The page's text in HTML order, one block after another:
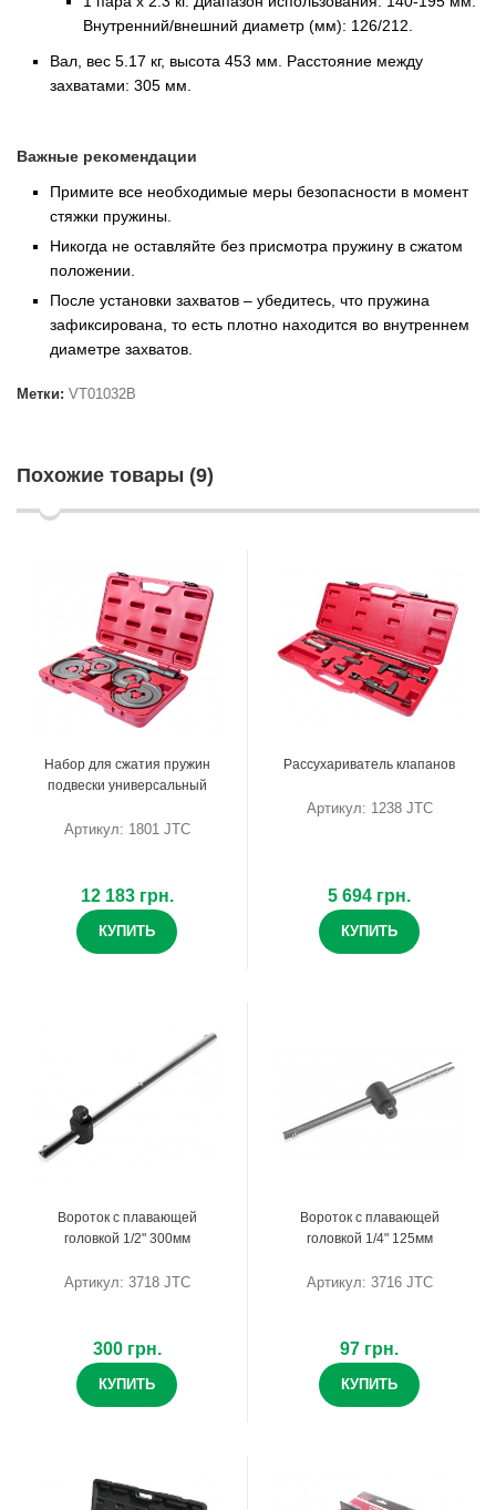
Внутренний/внешний диаметр (мм): 126/212.
Вал, вес 5.17 кг, высота 453 мм. Расстояние между
захватами: 305 мм.
Важные рекомендации
Примите все необходимые меры безопасности в момент
стяжки пружины.
Никогда не оставляйте без присмотра пружину в сжатом
положении.
После установки захватов – убедитесь, что пружина
зафиксирована, то есть плотно находится во внутреннем
диаметре захватов.
Метки: VT01032B
Похожие товары (9)
Набор для сжатия пружин
подвески универсальный
Артикул: 1801 JTC
12 183 грн.
КУПИТЬ
Рассухариватель клапанов
Артикул: 1238 JTC
5 694 грн.
КУПИТЬ
Вороток с плавающей
головкой 1/2" 300мм
Артикул: 3718 JTC
300 грн.
КУПИТЬ
Вороток с плавающей
головкой 1/4" 125мм
Артикул: 3716 JTC
97 грн.
КУПИТЬ